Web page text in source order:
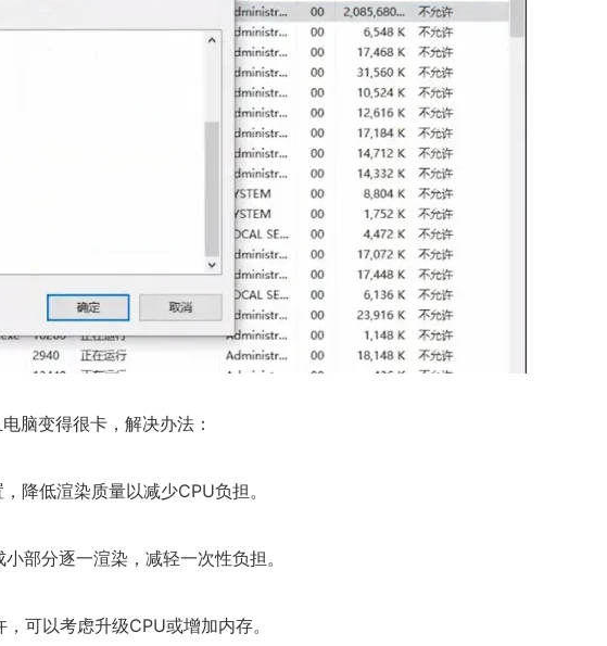
脑变得很卡，解决办法：
降低渲染质量以减少CPU负担。
部分逐一渲染，减轻一次性负担。
可以考虑升级CPU或增加内存。